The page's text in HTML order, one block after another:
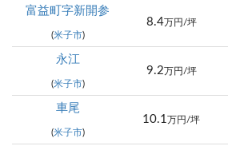
富益町字新開参
(米子市)
8.4万円/坪
永江
(米子市)
9.2 万円/坪
車尾
(米子市)
10.1 万円/坪